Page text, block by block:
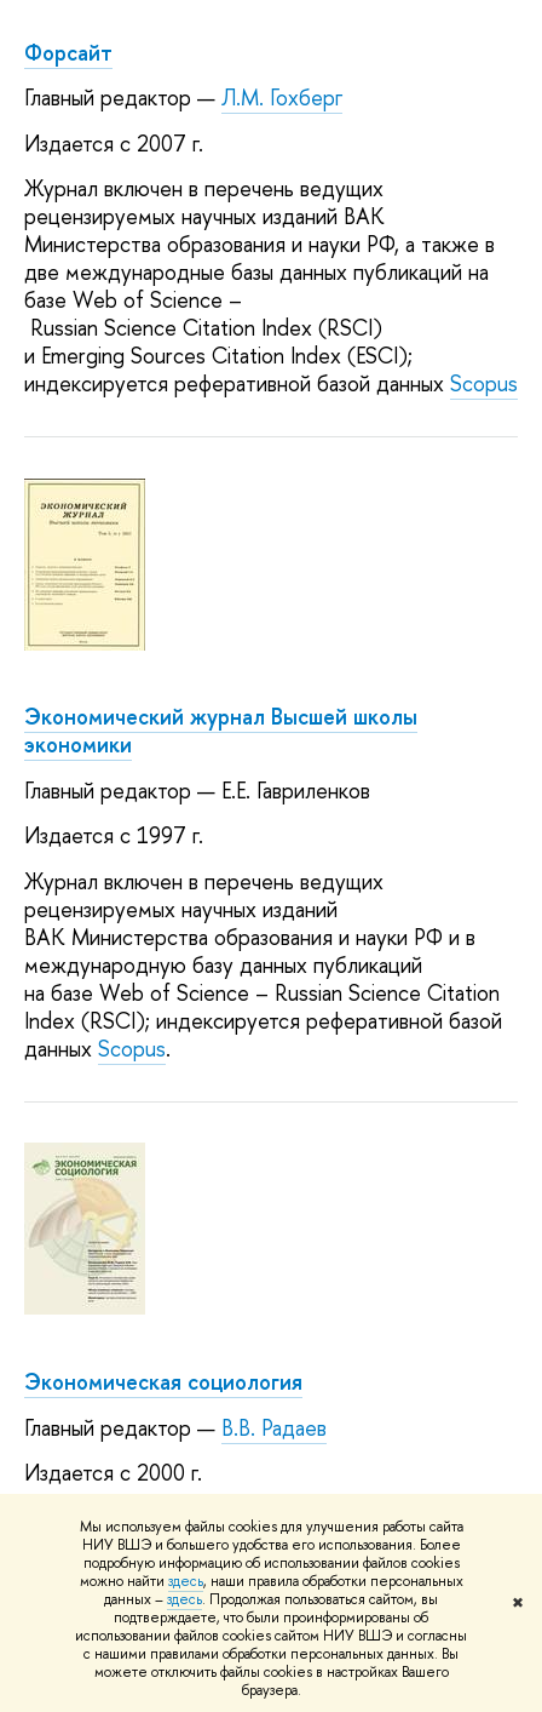
Мы используем файлы cookies для улучшения работы сайта
НИУ ВШЭ и большего удобства его использования. Более
подробную информацию об использовании файлов cookies
можно найти здесь, наши правила обработки персональных
данных –здесь. Продолжая пользоваться сайтом, вы
подтверждаете, что были проинформированы об
использовании файлов cookies сайтом НИУ ВШЭ и согласны
с нашими правилами обработки персональных данных. Вы
можете отключить файлы cookies в настройках Вашего
браузера.
✖
Форсайт
Главный редактор — Л.М. Гохберг
Издается с 2007 г.
Журнал включен в перечень ведущих
рецензируемых научных изданий ВАК
Министерства образования и науки РФ, а также в
две международные базы данных публикаций на
базе Web of Science –
Russian Science Citation Index (RSCI)
и Emerging Sources Citation Index (ESCI);
индексируется реферативной базой данных Scopus
Экономический журнал Высшей школы
экономики
Главный редактор — Е.Е. Гавриленков
Издается с 1997 г.
Журнал включен в перечень ведущих
рецензируемых научных изданий
ВАК Министерства образования и науки РФ и в
международную базу данных публикаций
на базе Web of Science – Russian Science Citation
Index (RSCI); индексируется реферативной базой
данных Scopus.
Экономическая социология
Главный редактор — В.В. Радаев
Издается с 2000 г.
Журнал включен в перечень ведущих
рецензируемых научных изданий ВАК
Министерства образования и науки РФ, а также в
две международные базы данных публикаций на
базе Web of Science –
Russian Science Citation Index (RSCI)
и Emerging Sources Citation Index (ESCI);